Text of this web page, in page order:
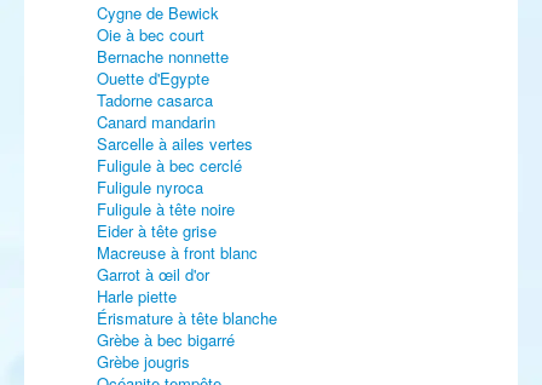
Cygne de Bewick
Oie à bec court
Bernache nonnette
Ouette d'Egypte
Tadorne casarca
Canard mandarin
Sarcelle à ailes vertes
Fuligule à bec cerclé
Fuligule nyroca
Fuligule à tête noire
Eider à tête grise
Macreuse à front blanc
Garrot à œil d'or
Harle piette
Érismature à tête blanche
Grèbe à bec bigarré
Grèbe jougris